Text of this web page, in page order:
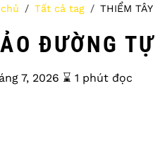
Tất cả tag THIỂM TÂY
ĐƯỜNG TỰ
7, 2026 ⌛️ 1 phút đọc